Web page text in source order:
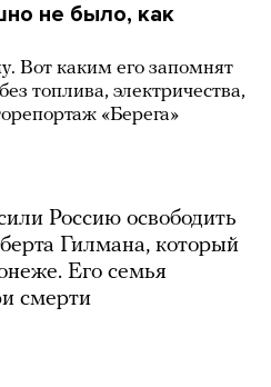
не было, как
Вот каким его запомнят
топлива, электричества,
«Берега»
Россию освободить
Гилмана, который
Его семья
смерти